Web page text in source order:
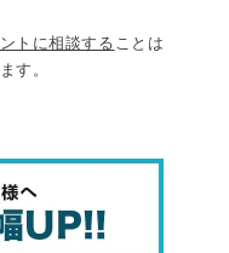
トに相談する ことは
す。